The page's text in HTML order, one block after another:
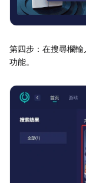
第四步：在搜尋欄
功能。